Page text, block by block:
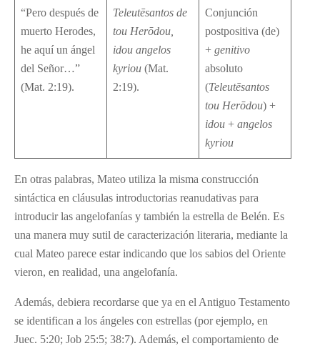
“Pero después de
muerto Herodes,
he aquí un ángel
del Señor…”
(Mat. 2:19).
Teleutēsantos de
tou Herōdou,
idou angelos
kyriou (Mat.
2:19).
Conjunción
postpositiva (de)
+ genitivo
absoluto
(Teleutēsantos
tou Herōdou) +
idou + angelos
kyriou
En otras palabras, Mateo utiliza la misma construcción
sintáctica en cláusulas introductorias reanudativas para
introducir las angelofanías y también la estrella de Belén. Es
una manera muy sutil de caracterización literaria, mediante la
cual Mateo parece estar indicando que los sabios del Oriente
vieron, en realidad, una angelofanía.
Además, debiera recordarse que ya en el Antiguo Testamento
se identifican a los ángeles con estrellas (por ejemplo, en
Juec. 5:20; Job 25:5; 38:7). Además, el comportamiento de